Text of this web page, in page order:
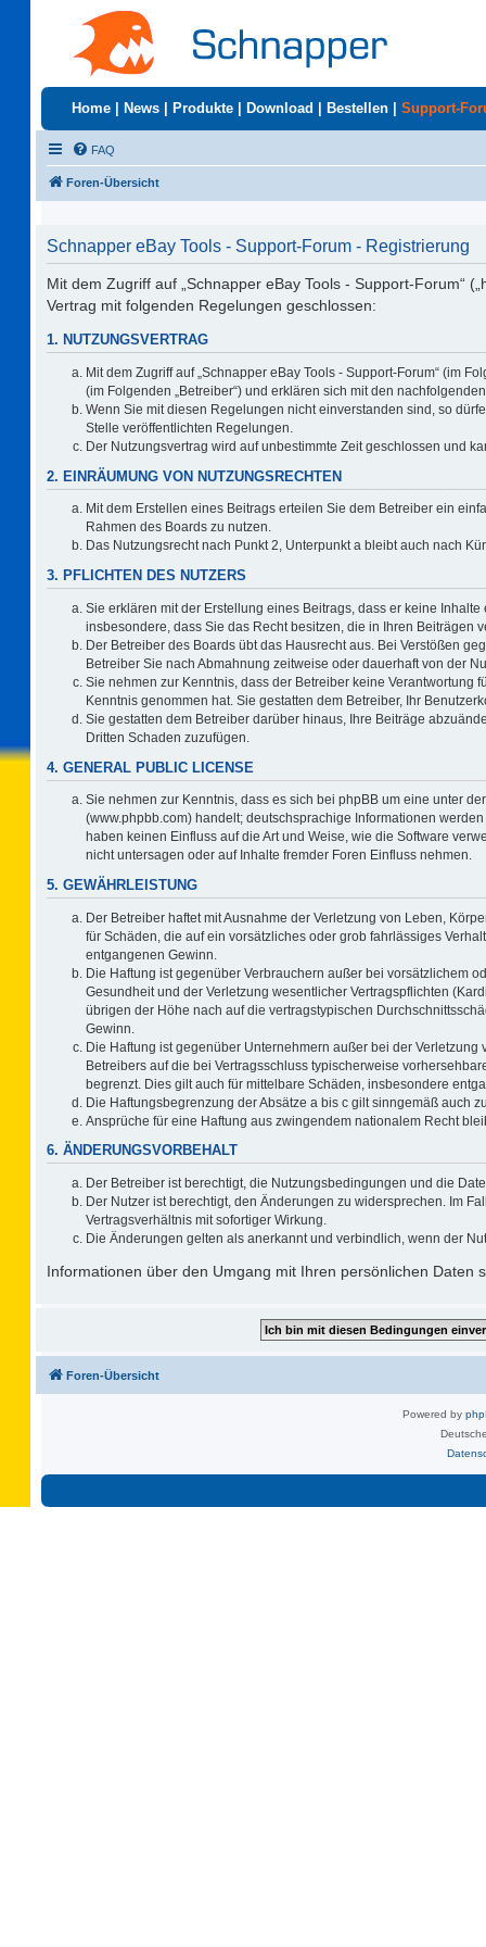
Home News Produkte Download Bestellen Support-
FAQ
Foren-Übersicht
Schnapper eBay Tools - Support-Forum - Registrierung
Mit dem Zugriff auf „Schnapper eBay Tools - Support-Forum“
Vertrag mit folgenden Regelungen geschlossen:
1. NUTZUNGSVERTRAG
Mit dem Zugriff auf „Schnapper eBay Tools - Support-Forum“ (im
(im Folgenden „Betreiber“) und erklären sich mit den
Wenn Sie mit diesen Regelungen nicht einverstanden sind, so
Stelle veröffentlichten Regelungen.
Der Nutzungsvertrag wird auf unbestimmte Zeit geschlossen und
2. EINRÄUMUNG VON NUTZUNGSRECHTEN
Mit dem Erstellen eines Beitrags erteilen Sie dem Betreiber ein
Rahmen des Boards zu nutzen.
Das Nutzungsrecht nach Punkt 2, Unterpunkt a bleibt auch nach
3. PFLICHTEN DES NUTZERS
Sie erklären mit der Erstellung eines Beitrags, dass er keine
insbesondere, dass Sie das Recht besitzen, die in Ihren Beiträgen
Der Betreiber des Boards übt das Hausrecht aus. Bei Verstößen
Betreiber Sie nach Abmahnung zeitweise oder dauerhaft von der
Sie nehmen zur Kenntnis, dass der Betreiber keine Verantwortung
Kenntnis genommen hat. Sie gestatten dem Betreiber, Ihr
Sie gestatten dem Betreiber darüber hinaus, Ihre Beiträge
Dritten Schaden zuzufügen.
4. GENERAL PUBLIC LICENSE
Sie nehmen zur Kenntnis, dass es sich bei phpBB um eine unter der
(www.phpbb.com) handelt; deutschsprachige Informationen
haben keinen Einfluss auf die Art und Weise, wie die Software
nicht untersagen oder auf Inhalte fremder Foren Einfluss nehmen.
5. GEWÄHRLEISTUNG
Der Betreiber haftet mit Ausnahme der Verletzung von Leben,
für Schäden, die auf ein vorsätzliches oder grob fahrlässiges
entgangenen Gewinn.
Die Haftung ist gegenüber Verbrauchern außer bei vorsätzlichem
Gesundheit und der Verletzung wesentlicher Vertragspflichten
übrigen der Höhe nach auf die vertragstypischen
Gewinn.
Die Haftung ist gegenüber Unternehmern außer bei der
Betreibers auf die bei Vertragsschluss typischerweise
begrenzt. Dies gilt auch für mittelbare Schäden, insbesondere
Die Haftungsbegrenzung der Absätze a bis c gilt sinngemäß auch
Ansprüche für eine Haftung aus zwingendem nationalem Recht
6. ÄNDERUNGSVORBEHALT
Der Betreiber ist berechtigt, die Nutzungsbedingungen und die
Der Nutzer ist berechtigt, den Änderungen zu widersprechen. Im
Vertragsverhältnis mit sofortiger Wirkung.
Die Änderungen gelten als anerkannt und verbindlich, wenn der
Informationen über den Umgang mit Ihren persönlichen Daten
Foren-Übersicht
Powered by